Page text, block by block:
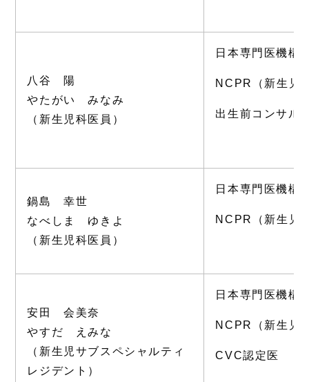
八谷 陽
やたがい みなみ
（新生児科医員）
日本専門医機構
NCPR（新生児
出生前コンサル
鍋島 幸世
なべしま ゆきよ
（新生児科医員）
日本専門医機構
NCPR（新生児
安田 会美奈
やすだ えみな
（新生児サブスペシャルティ
レジデント）
日本専門医機構
NCPR（新生児
CVC認定医